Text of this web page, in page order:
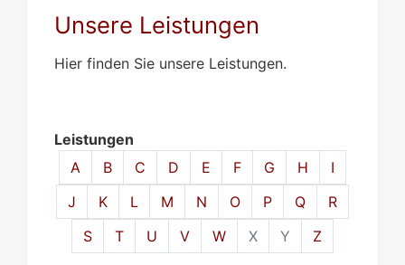
Unsere Leistungen
Hier finden Sie unsere Leistungen.
Leistungen
Alphabetisches Register überspringen
A B C D E F G H
I
J
K L M N O P Q
R
S
T U V W X Y Z